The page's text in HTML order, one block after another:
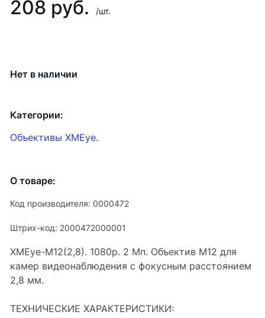
208 руб. /шт.
Категории:
Объективы XMEye.
О товаре:
Код производителя: 0000472
Штрих-код: 2000472000001
XMEye-M12(2,8). 1080p. 2 Мп. Объектив М12 для
камер видеонаблюдения с фокусным расстоянием
2,8 мм.
ТЕХНИЧЕСКИЕ ХАРАКТЕРИСТИКИ:
Нет в наличии